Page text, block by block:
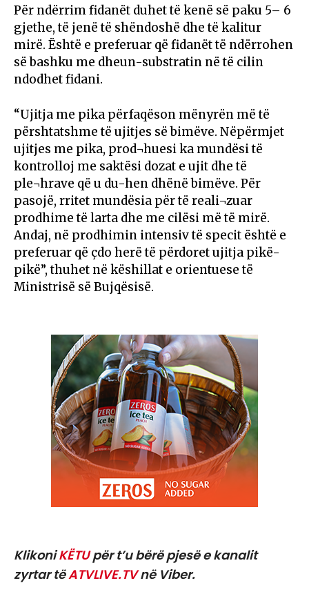
Për ndërrim fidanët duhet të kenë së paku 5– 6
gjethe, të jenë të shëndoshë dhe të kalitur
mirë. Është e preferuar që fidanët të ndërrohen
së bashku me dheun-substratin në të cilin
ndodhet fidani.
“Ujitja me pika përfaqëson mënyrën më të
përshtatshme të ujitjes së bimëve. Nëpërmjet
ujitjes me pika, prod¬huesi ka mundësi të
kontrolloj me saktësi dozat e ujit dhe të
ple¬hrave që u du-hen dhënë bimëve. Për
pasojë, rritet mundësia për të reali¬zuar
prodhime të larta dhe me cilësi më të mirë.
Andaj, në prodhimin intensiv të specit është e
preferuar që çdo herë të përdoret ujitja pikë-
pikë”, thuhet në këshillat e orientuese të
Ministrisë së Bujqësisë.
KlikoniKËTUpër t’u bërë pjesë e kanalit
zyrtar tëATVLIVE.TVnë Viber.